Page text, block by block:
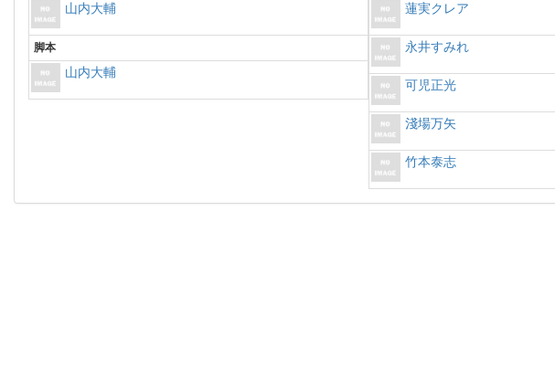
山内大輔
脚本
山内大輔
蓮実クレア
永井すみれ
可児正光
淺場万矢
竹本泰志